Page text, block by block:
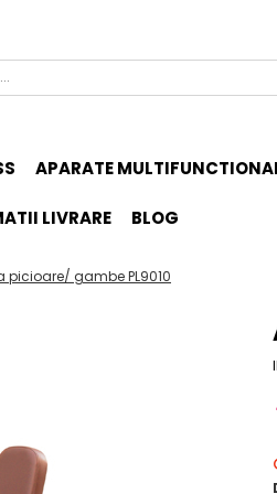
APARATE
LIVRARE BLOG
gambe PL9010